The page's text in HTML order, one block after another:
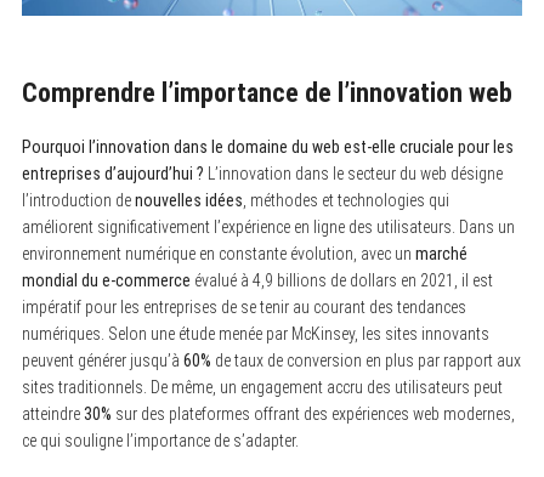
Comprendre l’importance de l’innovation web
Pourquoi l’innovation dans le domaine du web est-elle cruciale pour les
entreprises d’aujourd’hui ? L’innovation dans le secteur du web désigne
l’introduction denouvelles idées , méthodes et technologies qui
améliorent significativement l’expérience en ligne des utilisateurs. Dans un
environnement numérique en constante évolution, avec un marché
mondial du e-commerce évalué à 4,9 billions de dollars en 2021, il est
impératif pour les entreprises de se tenir au courant des tendances
numériques. Selon une étude menée par McKinsey, les sites innovants
peuvent générer jusqu’à 60% de taux de conversion en plus par rapport aux
sites traditionnels. De même, un engagement accru des utilisateurs peut
atteindre30% sur des plateformes offrant des expériences web modernes,
ce qui souligne l’importance de s’adapter.